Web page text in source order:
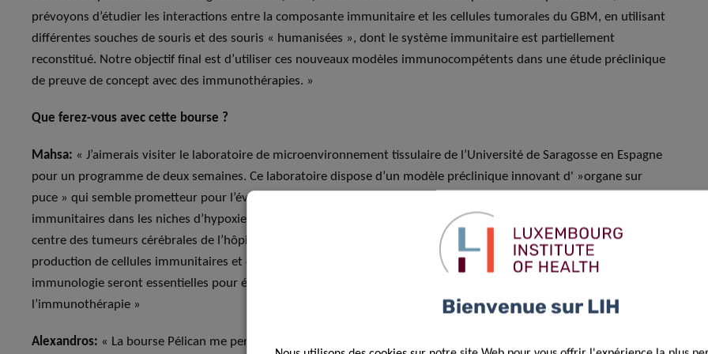
prévoyons d’étudier les interactions entre la composante immunitaire et les cellules tumorales du GBM, en utilisant
différentes souches de souris et des souris « humanisées », dont le système immunitaire est partiellement
reconstitué. Notre objectif final est d’utiliser ces nouveaux modèles immunocompétents dans une étude préclinique
de preuve de concept avec des immunothérapies. »
Que ferez-vous avec cette bourse ?
Mahsa: « J’aimerais visiter le laboratoire de microenvironnement tissulaire de l’Université de Saragosse en Espagne
pour un programme de deux semaines. Ce laboratoire dispose d’un modèle préclinique innovant d' »organe sur
puce » qui semble prometteur pour l’évaluation fonctionnelle de la diaphonie entre les cellules tumorales et
immunitaires dans les niches d’hypoxie. Je prévois également d’effectuer un stage au département de neurologie et au
centre des tumeurs cérébrales de l’hôpital universitaire de Zurich afin de me familiariser avec le processus de
production de cellules immunitaires et de cytokines modifiées. Les trois semaines passées dans le groupe d’experts en
immunologie seront essentielles pour élargir mes connaissances en matière de développement dans le domaine de
l’immunothérapie »
Alexandros: « La bourse Pélican me permettra de visiter le célèbre laboratoire du Dr Ross Carruthers à l’Université de
Bienvenue sur LIH